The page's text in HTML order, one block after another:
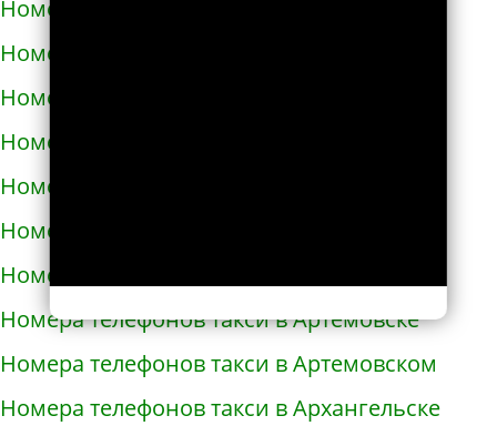
Номера телефонов такси в Арзамасе
Номера телефонов такси в Аркадаке
Номера телефонов такси в Армавире
Номера телефонов такси в Армянске
Номера телефонов такси в Арсеньеве
Номера телефонов такси в Арске
Номера телефонов такси в Артеме
Номера телефонов такси в Артёмовске
Номера телефонов такси в Артемовском
Номера телефонов такси в Архангельске